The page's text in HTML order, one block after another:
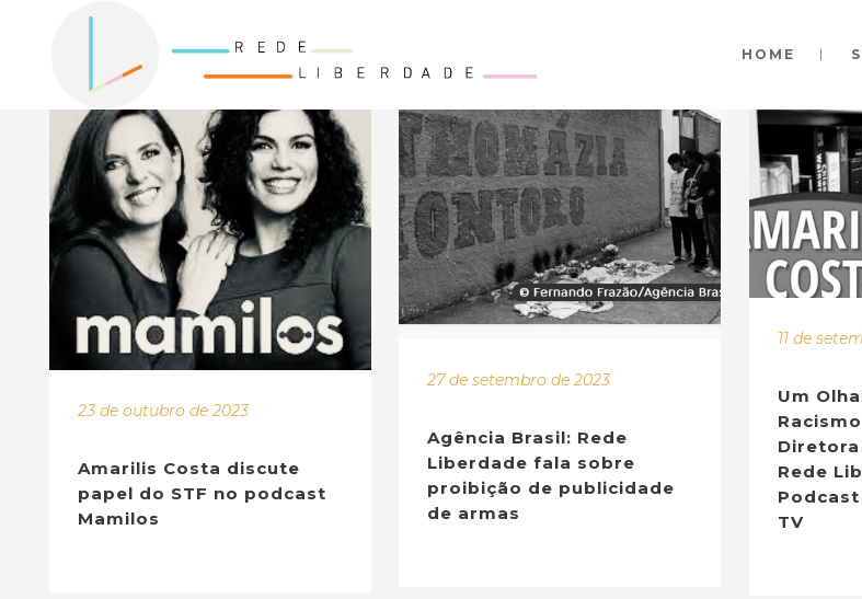
HOME
23 de outubro de 2023
Amarilis Costa discute
papel do STF no podcast
Mamilos
27 de setembro de 2023
Agência Brasil: Rede
Liberdade fala sobre
proibição de publicidade
de armas
11 de
Um
Rede
TV